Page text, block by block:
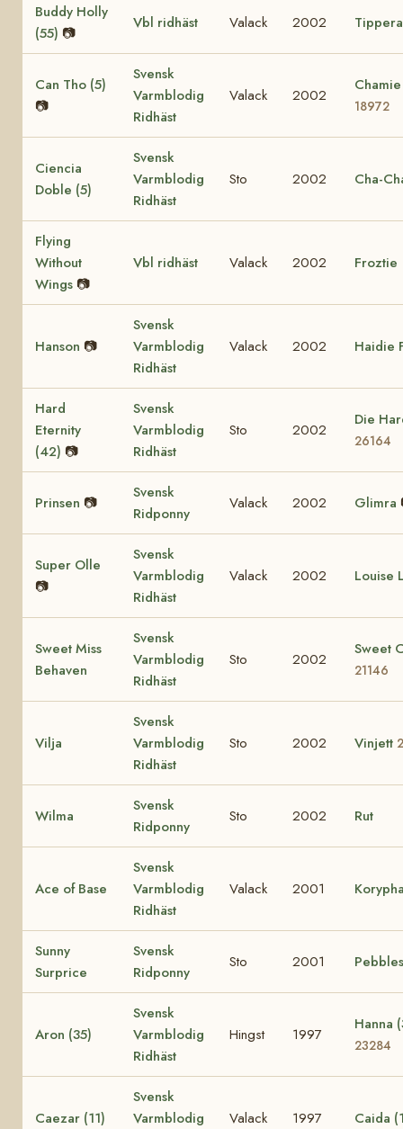
Buddy Holly
(55) 📷
Vbl ridhäst Valack 2002
Can Tho (5)
📷
Svensk
Varmblodig
Ridhäst
Valack 2002
18972
Ciencia
Doble (5)
Svensk
Varmblodig
Ridhäst
Sto 2002 Cha-
Flying
Without
Wings 📷
Vbl ridhäst Valack 2002 Froztie
Hanson 📷
Svensk
Varmblodig
Ridhäst
Valack 2002 Haidie
Hard
Eternity
(42) 📷
Svensk
Varmblodig
Ridhäst
Sto 2002
Die
26164
Prinsen 📷
Svensk
Ridponny
Valack 2002 Glimra
Super Olle
📷
Svensk
Varmblodig
Ridhäst
Valack 2002 Louise
Sweet Miss
Behaven
Svensk
Varmblodig
Ridhäst
Sto 2002
Sweet
21146
Vilja
Svensk
Varmblodig
Ridhäst
Sto 2002 Vinjett
Wilma
Svensk
Ridponny
Sto 2002 Rut
Ace of Base
Svensk
Varmblodig
Ridhäst
Valack 2001
Sunny
Surprice
Svensk
Ridponny
Sto 2001 Pebbles
Aron (35)
Svensk
Varmblodig
Ridhäst
Hingst 1997
Hanna
23284
Caezar (11)
Svensk
Varmblodig
Valack 1997 Caida